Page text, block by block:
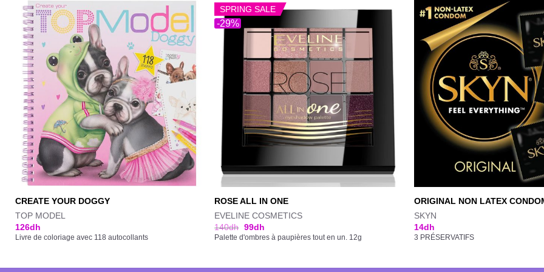
CREATE YOUR DOGGY
TOP MODEL
126dh
Livre de coloriage avec 118 autocollants
-29%
SPRING SALE
ROSE ALL IN ONE
EVELINE COSMETICS
140dh 99dh
Palette d'ombres à paupières tout en un. 12g
ORIGINAL NON LATEX
SKYN
14dh
3 PRÉSERVATIFS